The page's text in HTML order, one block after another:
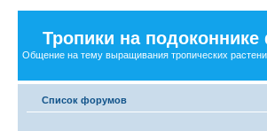
Тропики на
Общение на тему выращивания тропических
Список форумов